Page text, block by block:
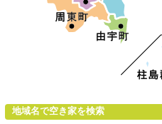
地域名で空き家を検索